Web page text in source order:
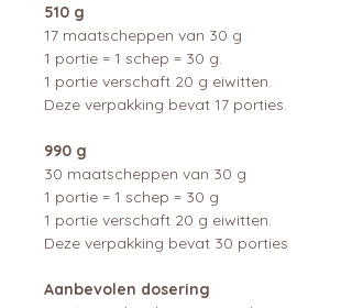
510 g
17 maatscheppen van 30 g
1 portie = 1 schep = 30 g.
1 portie verschaft 20 g eiwitten.
Deze verpakking bevat 17 porties.
990 g
30 maatscheppen van 30 g
1 portie = 1 schep = 30 g
1 portie verschaft 20 g eiwitten.
Deze verpakking bevat 30 porties
Aanbevolen dosering